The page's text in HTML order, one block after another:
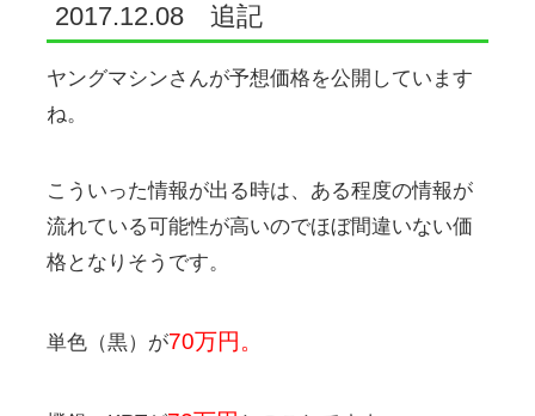
2017.12.08 追記
ヤングマシンさんが予想価格を公開しています
ね。
こういった情報が出る時は、ある程度の情報が
流れている可能性が高いのでほぼ間違いない価
格となりそうです。
単色（黒）が70万円。